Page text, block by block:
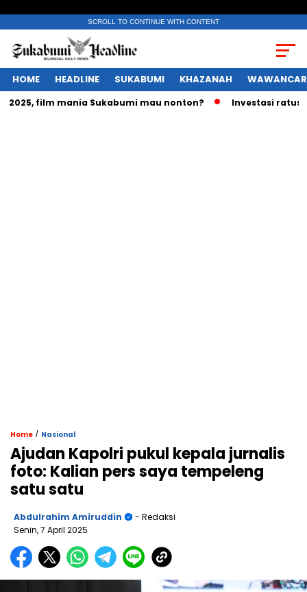
SCROLL TO CONTINUE WITH CONTENT
HOME HEADLINE SUKABUMI KHAZANAH
film mania Sukabumi mau nonton? Investasi ratusan
Home / Nasional
Ajudan Kapolri pukul kepala jurnalis
foto: Kalian pers saya tempeleng
satu satu
Abdulrahim Amiruddin
- Redaksi
Senin, 7 April 2025